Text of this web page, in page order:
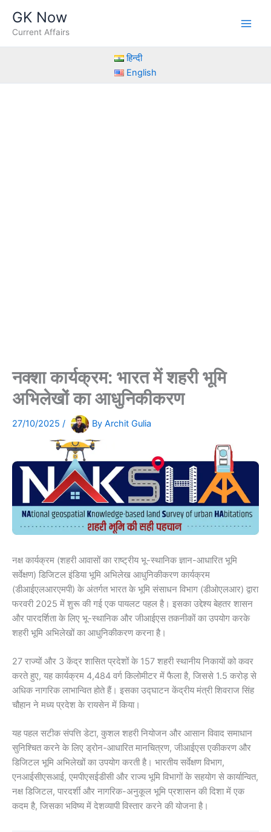
content
GK Now
Current Affairs
हिन्दी
English
नक्शा कार्यक्रम: भारत में शहरी भूमि
अभिलेखों का आधुनिकीकरण
27/10/2025 / By Archit Gulia
नक्ष कार्यक्रम (शहरी आवासों का राष्ट्रीय भू-स्थानिक ज्ञान-आधारित भूमि
सर्वेक्षण) डिजिटल इंडिया भूमि अभिलेख आधुनिकीकरण कार्यक्रम
(डीआईएलआरएमपी) के अंतर्गत भारत के भूमि संसाधन विभाग (डीओएलआर) द्वारा
फरवरी 2025 में शुरू की गई एक पायलट पहल है। इसका उद्देश्य बेहतर शासन
और पारदर्शिता के लिए भू-स्थानिक और जीआईएस तकनीकों का उपयोग करके
शहरी भूमि अभिलेखों का आधुनिकीकरण करना है।
27 राज्यों और 3 केंद्र शासित प्रदेशों के 157 शहरी स्थानीय निकायों को कवर
करते हुए, यह कार्यक्रम 4,484 वर्ग किलोमीटर में फैला है, जिससे 1.5 करोड़ से
अधिक नागरिक लाभान्वित होते हैं। इसका उद्घाटन केंद्रीय मंत्री शिवराज सिंह
चौहान ने मध्य प्रदेश के रायसेन में किया।
यह पहल सटीक संपत्ति डेटा, कुशल शहरी नियोजन और आसान विवाद समाधान
सुनिश्चित करने के लिए ड्रोन-आधारित मानचित्रण, जीआईएस एकीकरण और
डिजिटल भूमि अभिलेखों का उपयोग करती है। भारतीय सर्वेक्षण विभाग,
एनआईसीएसआई, एमपीएसईडीसी और राज्य भूमि विभागों के सहयोग से कार्यान्वित,
नक्ष डिजिटल, पारदर्शी और नागरिक-अनुकूल भूमि प्रशासन की दिशा में एक
कदम है, जिसका भविष्य में देशव्यापी विस्तार करने की योजना है।